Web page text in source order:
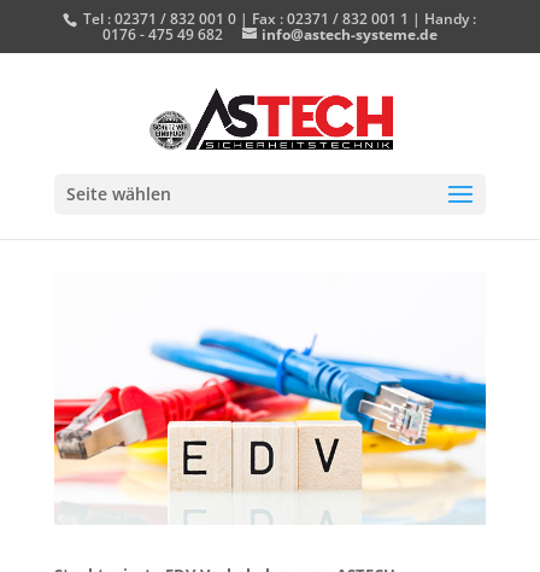
Tel : 02371 / 832 001 0 | Fax : 02371 / 832 001 1 | Handy :
0176 - 475 49 682 info@astech-systeme.de
Seite wählen